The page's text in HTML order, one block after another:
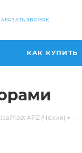
ЗВОНОК
КАК КУПИТЬ
APZ (Чехия) —